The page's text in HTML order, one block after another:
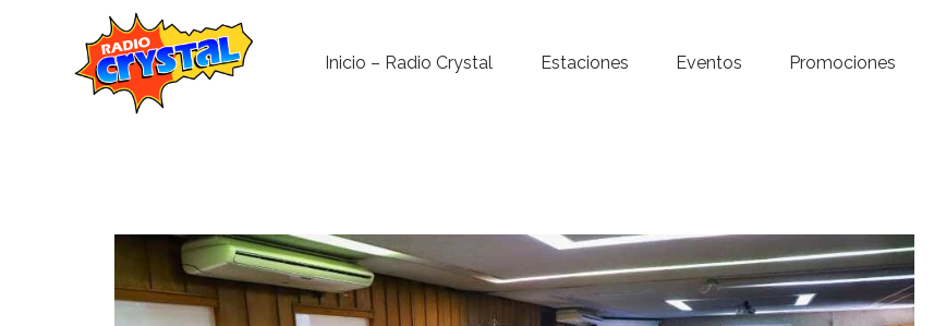
Inicio – Radio Crystal Estaciones Eventos Promociones
Noticias